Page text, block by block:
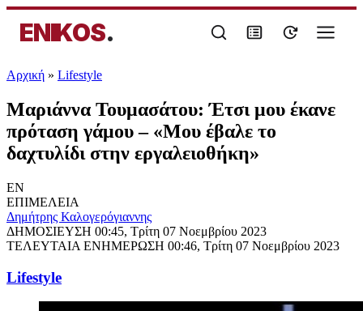
ENIKOS.
Αρχική » Lifestyle
Μαριάννα Τουμασάτου: Έτσι μου έκανε
πρόταση γάμου – «Μου έβαλε το
δαχτυλίδι στην εργαλειοθήκη»
EN
ΕΠΙΜΕΛΕΙΑ
Δημήτρης Καλογερόγιαννης
ΔΗΜΟΣΙΕΥΣΗ 00:45, Τρίτη 07 Νοεμβρίου 2023
ΤΕΛΕΥΤΑΙΑ ΕΝΗΜΕΡΩΣΗ 00:46, Τρίτη 07 Νοεμβρίου 2023
Lifestyle